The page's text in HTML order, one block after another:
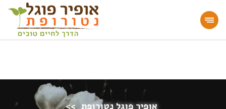
מעוניינים להעמיק או להתחיל דרך חיים בריאה?
הצטרפו לאתר!
אופיר פוגל נטורופת >>